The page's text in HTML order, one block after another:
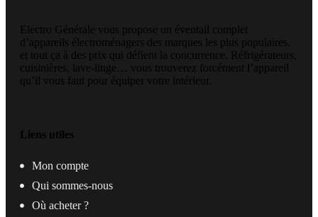
Electro Générale vous propose un éventail complet
d’appareils électroménagers des marques les plus populaires,
et tout ça à des prix qui défient la concurrence. Réfrigérateurs,
cuisinières, lave-linge… vous trouverez forcément l’appareil
qu’il vous faut pour équiper votre intérieur.
Liens utiles
Mon compte
Qui sommes-nous
Où acheter ?